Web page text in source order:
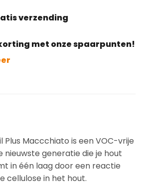
verzending
met onze spaarpunten!
Plus Maccchiato is een VOC-vrije
nieuwste generatie die je hout
in één laag door een reactie
cellulose in het hout.